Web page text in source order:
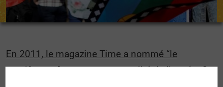
En 2011, le magazine Time a nommé “le
manifestant” comme personnalité de l’année.Ce